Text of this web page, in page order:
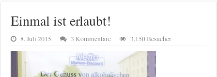
Einmal ist erlaubt!
8. Juli 2015 3 Kommentare 3,150 Besucher